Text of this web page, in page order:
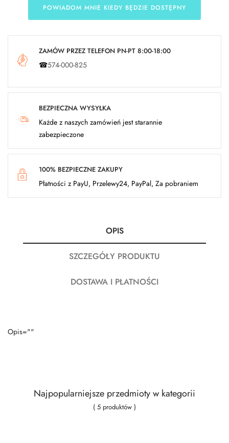
POWIADOM MNIE KIEDY BĘDZIE DOSTĘPNY
ZAMÓW PRZEZ TELEFON PN-PT 8:00-18:00
☎574-000-825
BEZPIECZNA WYSYŁKA
Każde z naszych zamówień jest starannie
zabezpieczone
100% BEZPIECZNE ZAKUPY
Płatności z PayU, Przelewy24, PayPal, Za pobraniem
OPIS
SZCZEGÓŁY PRODUKTU
DOSTAWA I PŁATNOŚCI
Opis=""
Najpopularniejsze przedmioty w kategorii
( 5 produktów )